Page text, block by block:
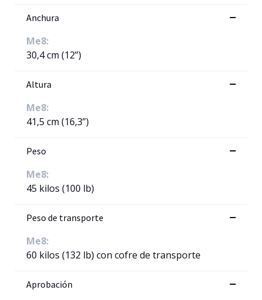
Anchura
Me8:
30,4 cm (12”)
Altura
Me8:
41,5 cm (16,3”)
Peso
Me8:
45 kilos (100 lb)
Peso de transporte
Me8:
60 kilos (132 lb) con cofre de transporte
Aprobación